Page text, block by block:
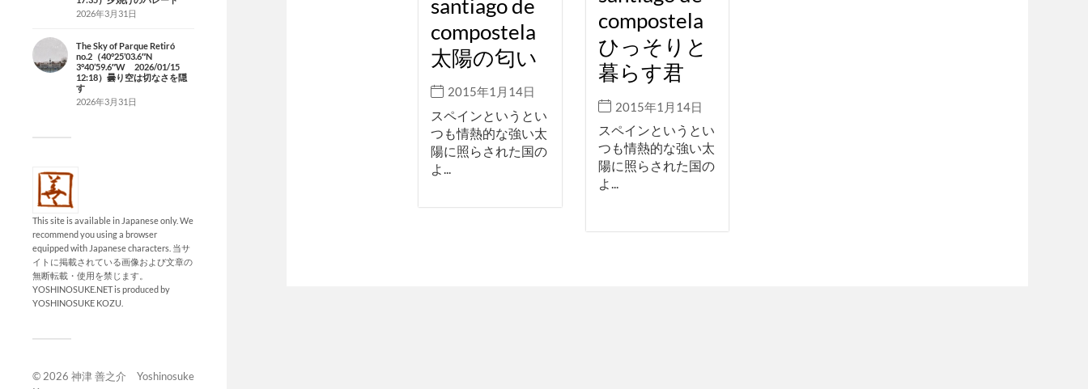
2026年3月31日
The Sky of Parque Retiró
no.2（40°25’03.6″N
3°40’59.6″W 2026/01/15
12:18）曇り空は切なさを隠
す
2026年3月31日
This site is available in Japanese only. We
recommend you using a browser
equipped with Japanese characters. 当サ
イトに掲載されている画像および文章の
無断転載・使用を禁じます。
YOSHINOSUKE.NET is produced by
YOSHINOSUKE KOZU.
© 2026 神津 善之介 Yoshinosuke
santiago de
compostela
太陽の匂い
2015年1月14日
スペインというとい
つも情熱的な強い太
陽に照らされた国の
よ...
compostela
ひっそりと
暮らす君
2015年1月14日
スペインというとい
つも情熱的な強い太
陽に照らされた国の
よ...